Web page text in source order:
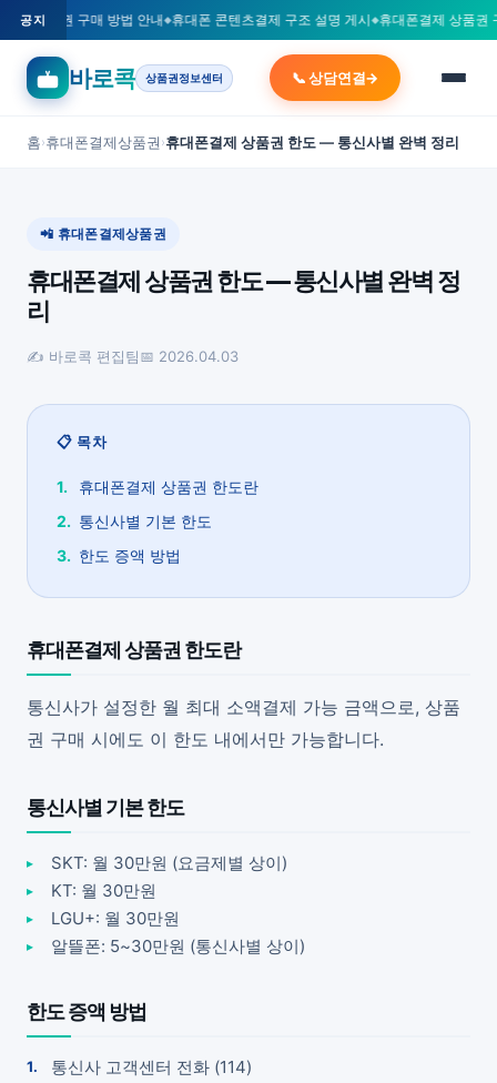
공지
드 상품권 구매 방법 안내 휴대폰 콘텐츠결제 구조 설명 게시 휴대폰결제 상품권
바로콕 상품권정보센터 📞 상담연결
홈›휴대폰결제상품권 ›휴대폰결제 상품권 한도 — 통신사별 완벽 정리
📲 휴대폰결제상품권
휴대폰결제 상품권 한도 — 통신사별 완벽 정
리
✍️ 바로콕 편집팀📅 2026.04.03
📋 목차
휴대폰결제 상품권 한도란
통신사별 기본 한도
한도 증액 방법
휴대폰결제 상품권 한도란
통신사가 설정한 월 최대 소액결제 가능 금액으로, 상품
권 구매 시에도 이 한도 내에서만 가능합니다.
통신사별 기본 한도
SKT: 월 30만원 (요금제별 상이)
KT: 월 30만원
LGU+: 월 30만원
알뜰폰: 5~30만원 (통신사별 상이)
한도 증액 방법
통신사 고객센터 전화 (114)